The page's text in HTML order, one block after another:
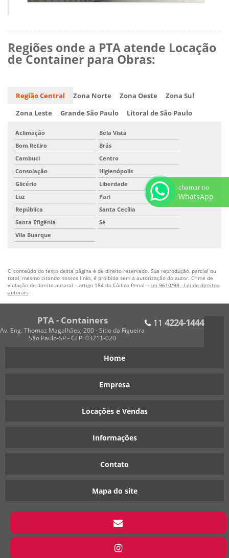
Regiões onde a PTA atende Locação
de Container para Obras:
Região Central Zona Norte Zona Oeste
Zona Sul
Zona Leste
Grande São Paulo Litoral de São Paulo
Aclimação
Bela Vista
Bom Retiro
Brás
Cambuci
Centro
Consolação
Higienópolis
Glicério
Liberdade
Luz
Pari
República
Santa Cecília
Santa Efigênia
Sé
Vila Buarque
O conteúdo do texto desta página é de direito reservado. Sua reprodução, parcial ou
total, mesmo citando nossos links, é proibida sem a autorização do autor. Crime de
violação de direito autoral – artigo 184 do Código Penal – Lei 9610/98 - Lei de direitos
autorais.
PTA - Containers
Av. Eng. Thomaz Magalhães, 200 - Sitio da Figueira
São Paulo-SP - CEP: 03211-020
11 4224-1444
Home
Empresa
Locações e Vendas
Informações
Contato
Mapa do site
chamar no
WhatsApp